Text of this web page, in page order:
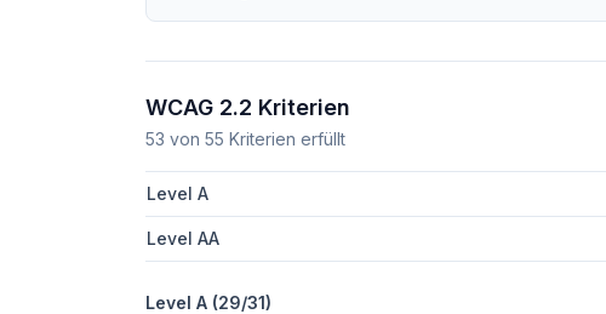
WCAG 2.2 Kriterien
53 von 55 Kriterien erfüllt
Level A
Level AA
Level A (29/31)